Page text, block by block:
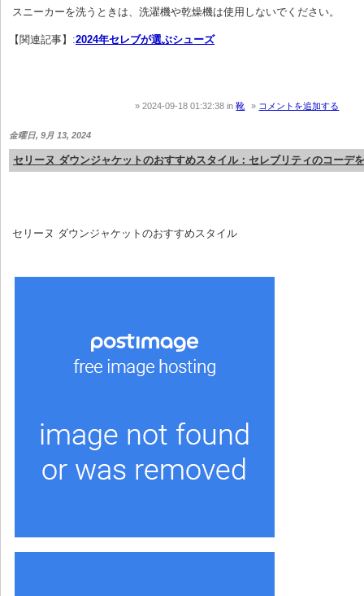
スニーカーを洗うときは、洗濯機や乾燥機は使用しないでください。
【関連記事】:2024年セレブが選ぶシューズ
2024-09-18 01:32:38in靴 コメントを追加する
金曜日, 9月 13, 2024
セリーヌ ダウンジャケットのおすすめスタイル：セレブリティのコーデ
セリーヌ ダウンジャケットのおすすめスタイル